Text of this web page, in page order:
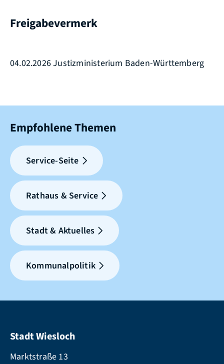
Freigabevermerk
04.02.2026 Justizministerium Baden-Württemberg
Empfohlene Themen
Service-Seite
Rathaus & Service
Stadt & Aktuelles
Kommunalpolitik
Stadt Wiesloch
Marktstraße 13